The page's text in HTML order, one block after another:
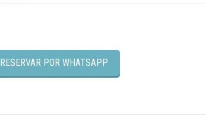
RESERVAR POR WHATSAPP